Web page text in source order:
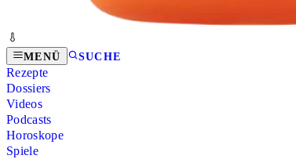
MENÜ SUCHE
Rezepte
Dossiers
Videos
Podcasts
Horoskope
Spiele